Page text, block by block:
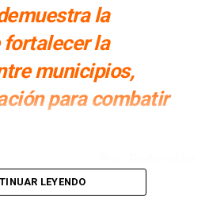
la
la
municipios,
para combatir
, presidente de la Comisión de
LEYENDO